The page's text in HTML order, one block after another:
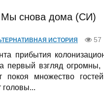
Мы снова дома (СИ)
ИСТОРИЯ 57
прибытия
первый взгляд
множество
головы...